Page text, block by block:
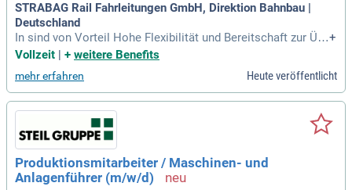
STRABAG Rail Fahrleitungen GmbH, Direktion Bahnbau |
Deutschland
In sind von Vorteil Hohe Flexibilität und Bereitschaft zur Üb
ernahme von unregelmäßigem Schichtdienst, mit Nacht-, W
e Tauglichkeit sowie gesundheitliche Eignung als Zweiwege
baggerfahrer Überdurchschnittliches
+
Vollzeit | + weitere Benefits
mehr erfahren Heute veröffentlicht
Produktionsmitarbeiter / Maschinen- und
Anlagenführer (m/w/d)